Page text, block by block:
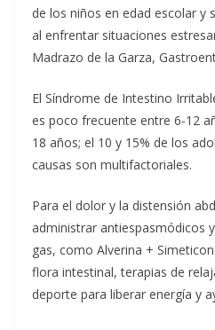
de los niños en edad escolar y
al enfrentar situaciones
Madrazo de la Garza,
El Síndrome de Intestino
es poco frecuente entre 6-12
18 años; el 10 y 15% de los
causas son multifactoriales.
Para el dolor y la distensión
administrar antiespasmódicos
gas, como Alverina +
flora intestinal, terapias de
deporte para liberar energía y